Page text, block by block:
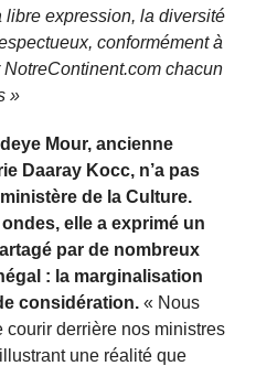
expression, la diversité
conformément à
chacun
»
Mour, ancienne
Daaray Kocc, n’a pas
de la Culture.
elle a exprimé un
par de nombreux
: la marginalisation
considération. « Nous
derrière nos ministres
une réalité que